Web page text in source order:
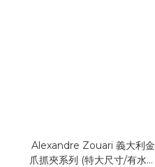
Alexandre Zouari 義大利金
爪抓夾系列 (特大尺寸/有水晶